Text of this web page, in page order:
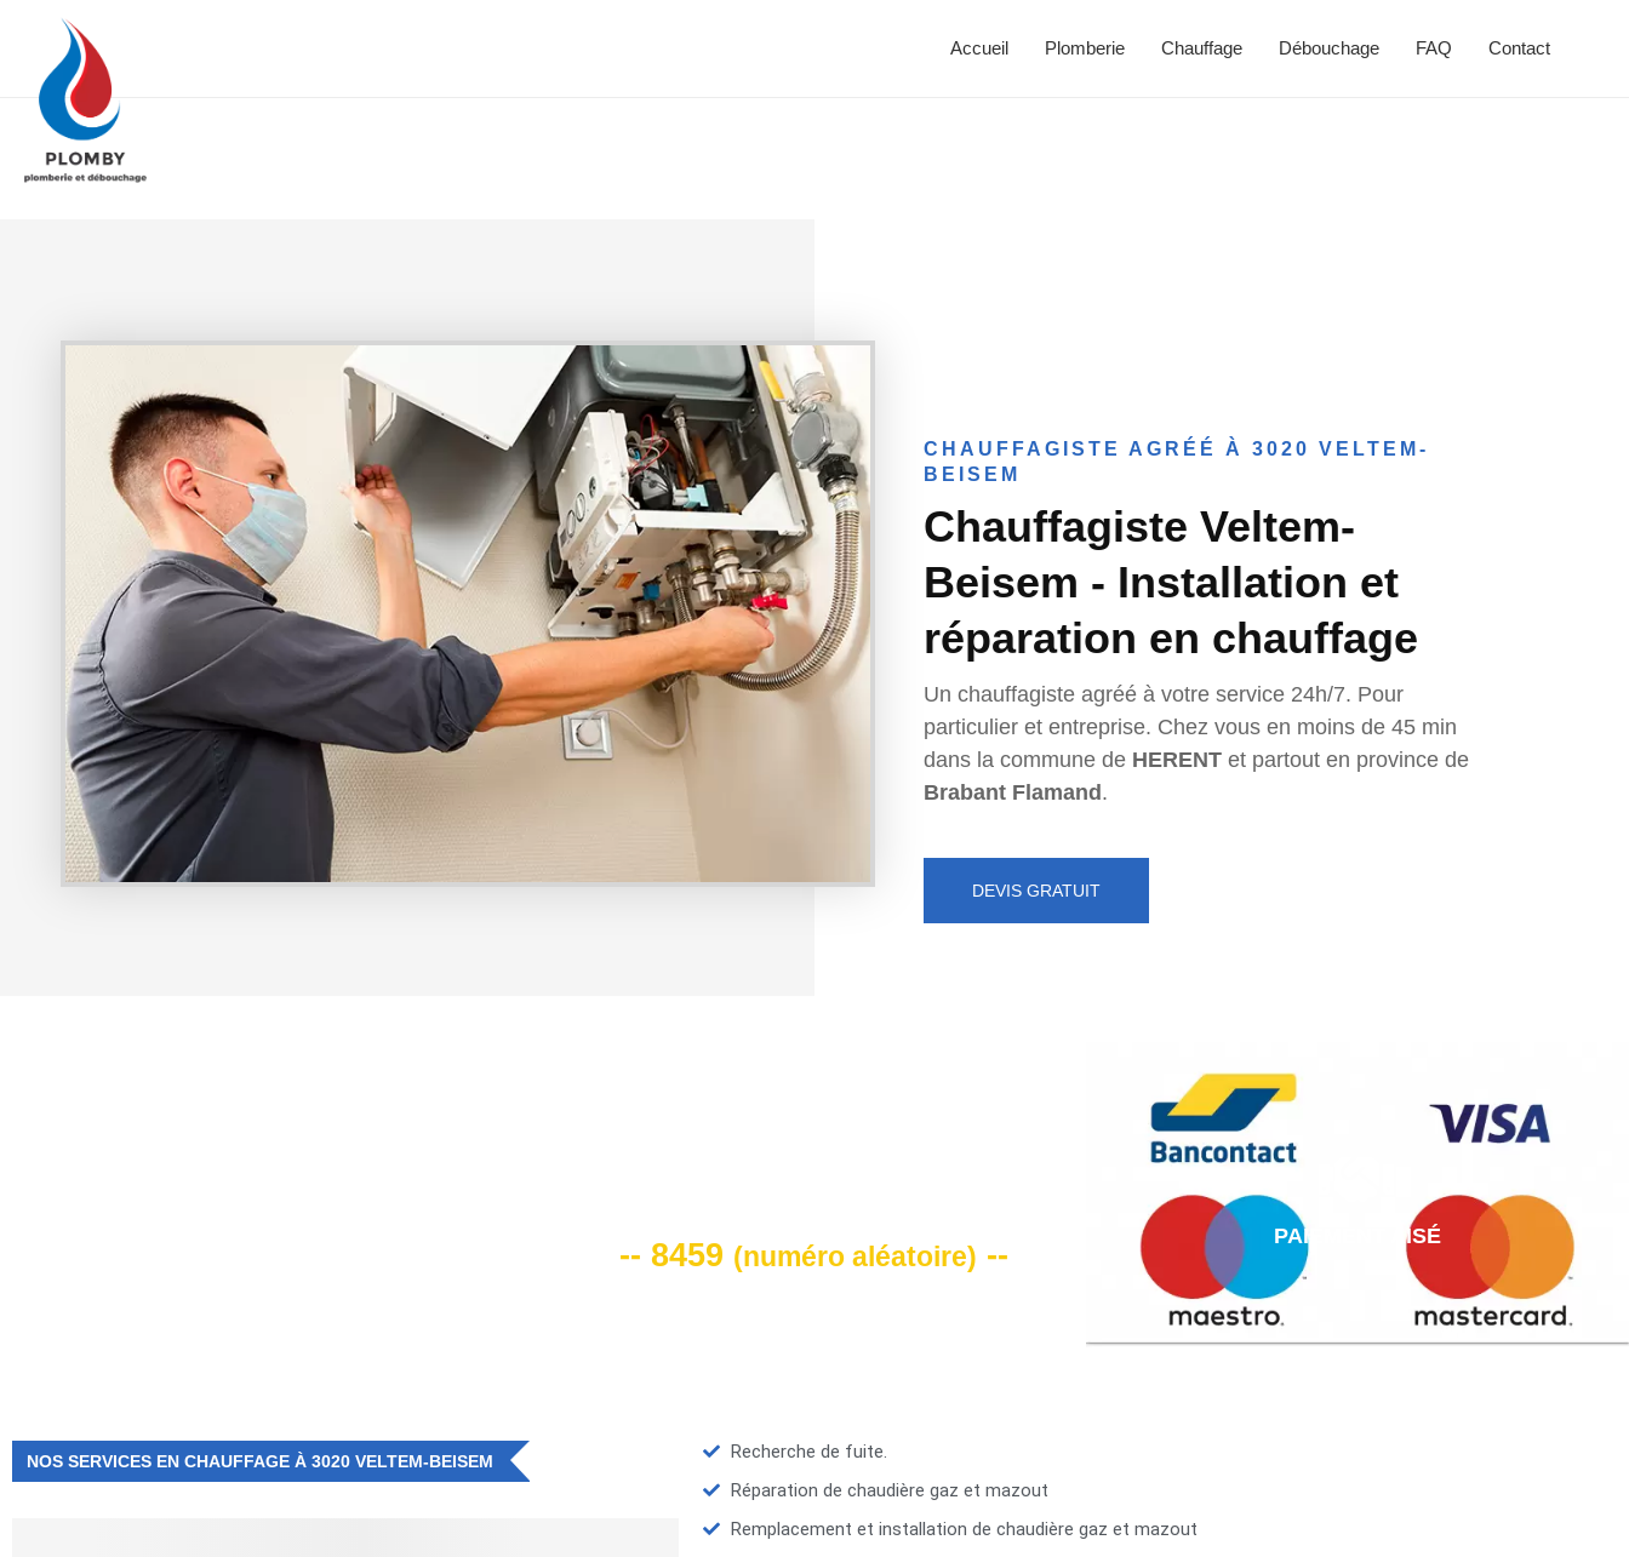
Accueil Plomberie Chauffage Débouchage FAQ Contact
CHAUFFAGISTE AGRÉÉ À 3020 VELTEM-
BEISEM
Chauffagiste Veltem-
Beisem - Installation et
réparation en chauffage
Un chauffagiste agréé à votre service 24h/7. Pour
particulier et entreprise. Chez vous en moins de 45 min
dans la commune de HERENT et partout en province de
Brabant Flamand .
DEVIS GRATUIT
-- 8459 (numéro aléatoire) --
PAIEMENT AISÉ
NOS SERVICES EN CHAUFFAGE À 3020 VELTEM-BEISEM
Recherche de fuite.
Réparation de chaudière gaz et mazout
Remplacement et installation de chaudière gaz et mazout